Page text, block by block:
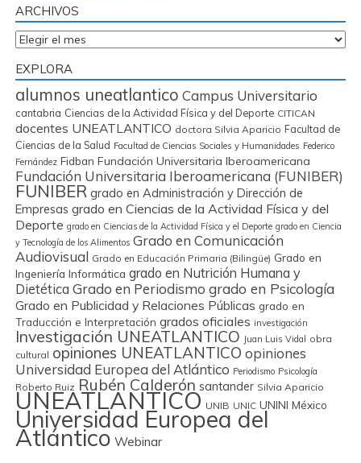
ARCHIVOS
Archivos
EXPLORA
alumnos uneatlantico Campus Universitario
cantabria Ciencias de la Actividad Física y del Deporte CITICAN
docentes UNEATLANTICO doctora Silvia Aparicio Facultad de
Ciencias de la Salud Facultad de Ciencias Sociales y Humanidades Federico
Fernández Fidban Fundación Universitaria Iberoamericana
Fundación Universitaria Iberoamericana (FUNIBER)
FUNIBER grado en Administración y Dirección de
Empresas grado en Ciencias de la Actividad Física y del
Deporte grado en Ciencias de la Actividad Física y el Deporte grado en Ciencia
y Tecnología de los Alimentos Grado en Comunicación
Audiovisual Grado en Educación Primaria (Bilingüe) Grado en
Ingeniería Informática grado en Nutrición Humana y
Dietética Grado en Periodismo grado en Psicología
Grado en Publicidad y Relaciones Públicas grado en
Traducción e Interpretación grados oficiales investigación
Investigación UNEATLANTICO Juan Luis Vidal
obra
cultural opiniones UNEATLANTICO opiniones
Universidad Europea del Atlántico Periodismo Psicología
Roberto Ruiz Rubén Calderón santander Silvia Aparicio
UNEATLANTICO UNIB UNIC UNINI México
Universidad Europea del
Atlántico Webinar